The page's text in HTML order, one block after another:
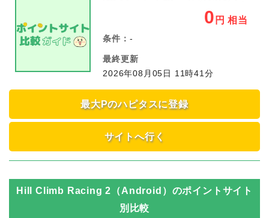
0 円 相当
条件： -
最終更新
2026年08月05日 11時41分
最大Pのハピタスに登録
サイトへ行く
Hill Climb Racing 2（Android） のポイントサイト
別比較